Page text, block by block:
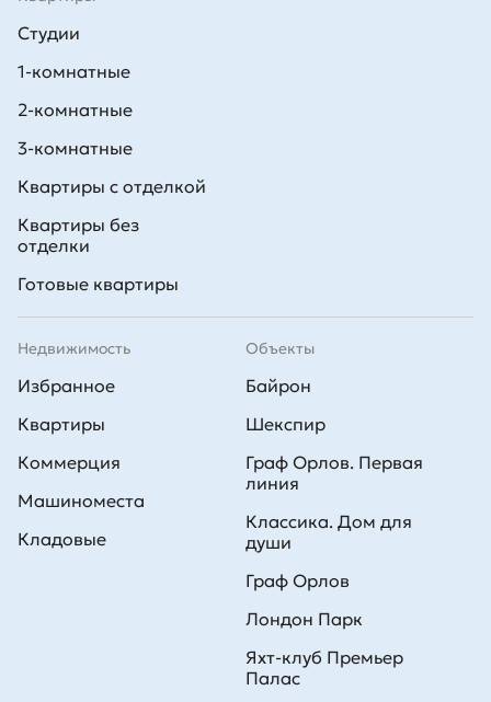
Студии
1-комнатные
2-комнатные
3-комнатные
Квартиры с отделкой
Квартиры без
отделки
Готовые квартиры
Недвижимость
Избранное
Квартиры
Коммерция
Машиноместа
Кладовые
Объекты
Байрон
Шекспир
Граф Орлов. Первая
линия
Классика. Дом для
души
Граф Орлов
Лондон Парк
Яхт-клуб Премьер
Палас